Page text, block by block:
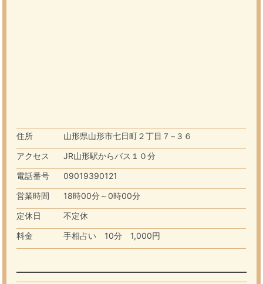
住所
山形県山形市七日町２丁目７−３６
アクセス
JR山形駅からバス１０分
電話番号
09019390121
営業時間
18時00分～0時00分
定休日
不定休
料金
手相占い 10分 1,000円